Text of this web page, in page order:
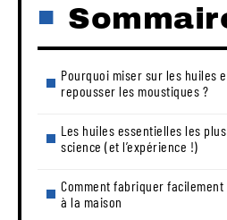
Pourquoi miser sur les huiles
repousser les moustiques ?
Les huiles essentielles les
science (et l’expérience !)
Comment fabriquer
à la maison